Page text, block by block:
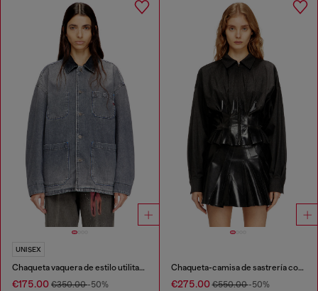
UNISEX
Chaqueta vaquera de estilo utilitario con cuello en contraste
€175.00 €350.00-50%
Chaqueta-camisa de sastrería con pliegues revestidos
€275.00€550.00-50%